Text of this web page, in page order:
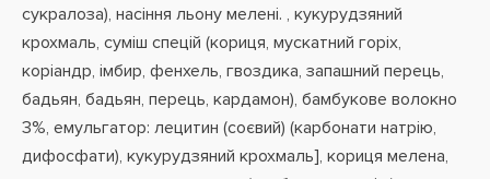
сукралоза), насіння льону мелені. , кукурудзяний
крохмаль, суміш спецій (кориця, мускатний горіх,
коріандр, імбир, фенхель, гвоздика, запашний перець,
бадьян, бадьян, перець, кардамон), бамбукове волокно
3%, емульгатор: лецитин (соєвий) (карбонати натрію,
дифосфати), кукурудзяний крохмаль], кориця мелена,